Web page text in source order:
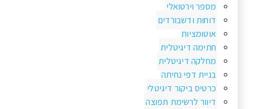
מספר וירטואלי
דוחות ודשבורדים
אוטומציות
חתימה דיגיטלית
מחלקה דיגיטלית
בניית דפי נחיתה
כרטיס ביקור דיגיטלי
דיוור לרשימת תפוצה